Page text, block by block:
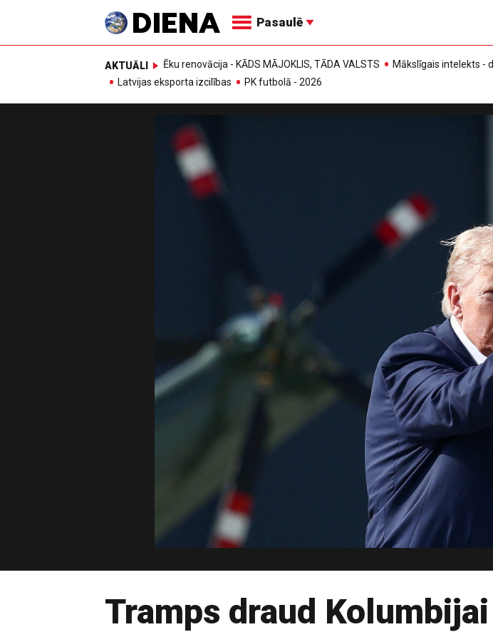
Pasaulē
AKTUĀLI Ēku renovācija - KĀDS MĀJOKLIS, TĀDA VALSTS
Mākslīgais intelekts -
Latvijas eksporta izcilības
PK futbolā - 2026
Tramps draud Kolumbijai